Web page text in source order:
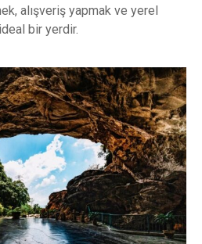
alışveriş yapmak ve yerel
bir yerdir.